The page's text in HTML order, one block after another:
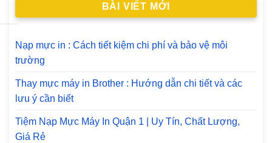
BÀI VIẾT MỚI
Nạp mực in : Cách tiết kiệm chi phí và bảo vệ môi
trường
Thay mực máy in Brother : Hướng dẫn chi tiết và các
lưu ý cần biết
Tiệm Nạp Mực Máy In Quận 1 | Uy Tín, Chất Lượng,
Giá Rẻ